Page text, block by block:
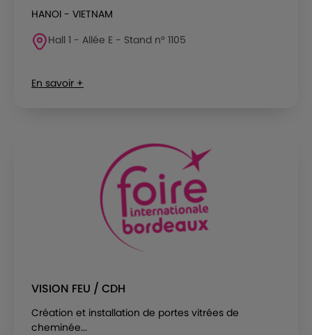
HANOI - VIETNAM
Hall 1 - Allée E - Stand n° 1105
En savoir +
VISION FEU / CDH
Création et installation de portes vitrées de
cheminée...